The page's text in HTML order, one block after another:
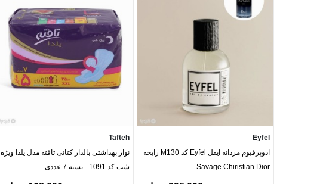
Eyfel
ادوپرفیوم مردانه ایفل Eyfel کد M130 رایحه
Savage Chiristian Dior
Tafteh
نوار بهداشتی بالدار کتانی تافته مدل یلدا ویژه
شب کد 1091 - بسته 7 عددی